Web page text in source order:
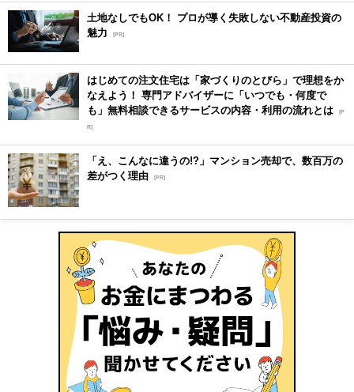
土地なしでもOK！ プロが導く失敗しない不動産投資の
魅力
[PR]
はじめての注文住宅は「家づくりのとびら」で理想をか
なえよう！ 専門アドバイザーに「いつでも・何度で
も」無料相談できるサービスの内容・利用の流れとは [P
R]
「え、こんなに違うの!?」マンション売却で、数百万の
差がつく理由 [PR]